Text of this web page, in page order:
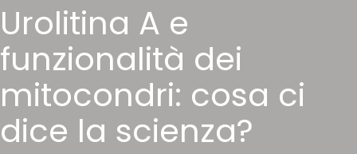
Urolitina A e
funzionalità dei
mitocondri: cosa ci
dice la scienza?